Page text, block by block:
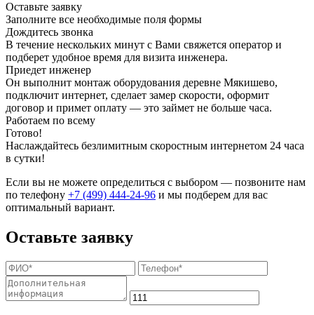
Оставьте заявку
Заполните все необходимые поля формы
Дождитесь звонка
В течение нескольких минут с Вами свяжется оператор и
подберет удобное время для визита инженера.
Приедет инженер
Он выполнит монтаж оборудования деревне Мякишево,
подключит интернет, сделает замер скорости, оформит
договор и примет оплату — это займет не больше часа.
Работаем по всему
Готово!
Наслаждайтесь безлимитным скоростным интернетом 24 часа
в сутки!
Если вы не можете определиться с выбором — позвоните нам
по телефону +7 (499) 444-24-96 и мы подберем для вас
оптимальный вариант.
Оставьте заявку